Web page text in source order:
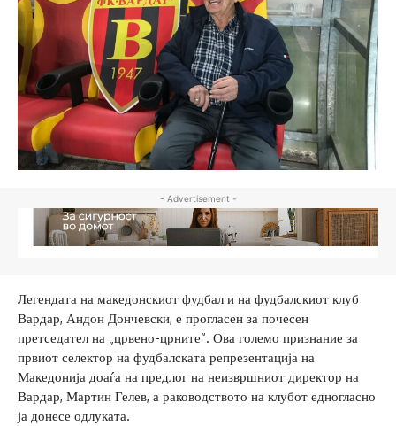
- Advertisement -
Легендата на македонскиот фудбал и на фудбалскиот клуб
Вардар, Андон Дончевски, е прогласен за почесен
претседател на „црвено-црните“. Ова големо признание за
првиот селектор на фудбалската репрезентација на
Македонија доаѓа на предлог на неизвршниот директор на
Вардар, Мартин Гелев, а раководството на клубот едногласно
ја донесе одлуката.